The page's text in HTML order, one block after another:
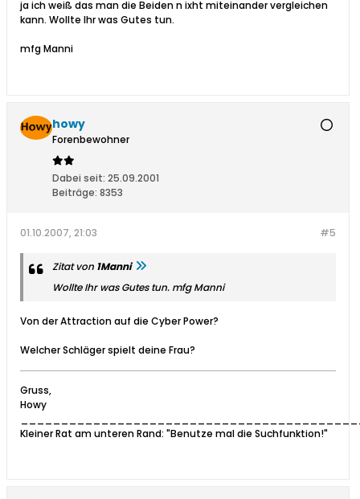
ja ich weiß das man die Beiden n ixht miteinander vergleichen
kann. Wollte Ihr was Gutes tun.
mfg Manni
howy
Forenbewohner
Dabei seit: 25.09.2001
Beiträge: 8353
#5
01.10.2007, 21:03
Zitat von 1Manni
Wollte Ihr was Gutes tun. mfg Manni
Von der Attraction auf die Cyber Power?
Welcher Schläger spielt deine Frau?
Gruss,
Howy
Kleiner Rat am unteren Rand: "Benutze mal die Suchfunktion!"